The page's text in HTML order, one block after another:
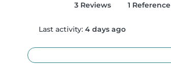
3 Reviews 1 Reference
Last activity: 4 days ago